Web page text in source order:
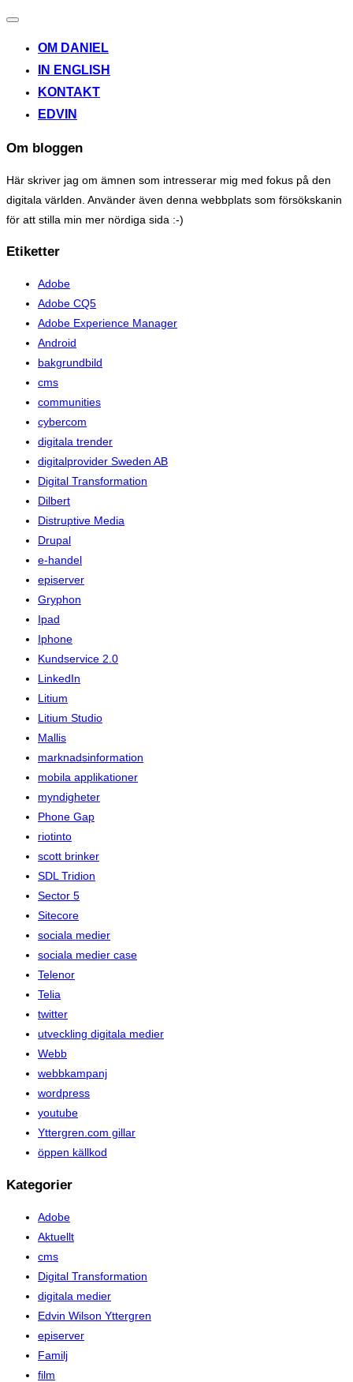
Toggle
OM DANIEL
IN ENGLISH
KONTAKT
EDVIN
Om bloggen
Här skriver jag om ämnen som intresserar mig med fokus på den
digitala världen. Använder även denna webbplats som försökskanin
för att stilla min mer nördiga sida :-)
Etiketter
Adobe
Adobe CQ5
Adobe Experience Manager
Android
bakgrundbild
cms
communities
cybercom
digitala trender
digitalprovider Sweden AB
Digital Transformation
Dilbert
Distruptive Media
Drupal
e-handel
episerver
Gryphon
Ipad
Iphone
Kundservice 2.0
LinkedIn
Litium
Litium Studio
Mallis
marknadsinformation
mobila applikationer
myndigheter
Phone Gap
riotinto
scott brinker
SDL Tridion
Sector 5
Sitecore
sociala medier
sociala medier case
Telenor
Telia
twitter
utveckling digitala medier
Webb
webbkampanj
wordpress
youtube
Yttergren.com gillar
öppen källkod
Kategorier
Adobe
Aktuellt
cms
Digital Transformation
digitala medier
Edvin Wilson Yttergren
episerver
Familj
film